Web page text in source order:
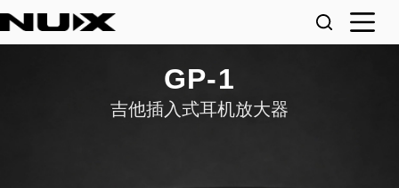
GP-1
吉他插入式耳机放大器